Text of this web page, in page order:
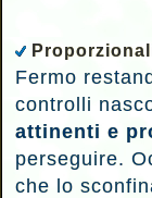
Fermo
controlli
attinenti e
perseguire.
che lo